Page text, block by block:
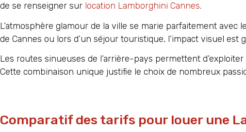
de se renseigner sur location Lamborghini Cannes.
L’atmosphère glamour de la ville se marie parfaitement avec
de Cannes ou lors d’un séjour touristique, l’impact visuel est
Les routes sinueuses de l’arrière-pays permettent
Cette combinaison unique justifie le choix de nombreux
Comparatif des tarifs pour louer une